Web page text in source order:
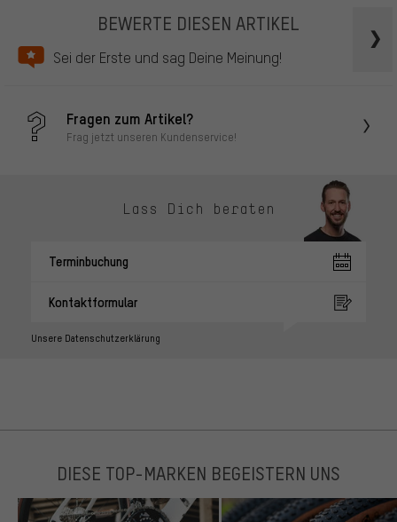
BEWERTE DIESEN ARTIKEL
Sei der Erste und sag Deine Meinung!
Fragen zum Artikel?
Frag jetzt unseren Kundenservice!
Lass Dich beraten
Terminbuchung
Kontaktformular
Unsere Datenschutzerklärung
DIESE TOP-MARKEN BEGEISTERN UNS